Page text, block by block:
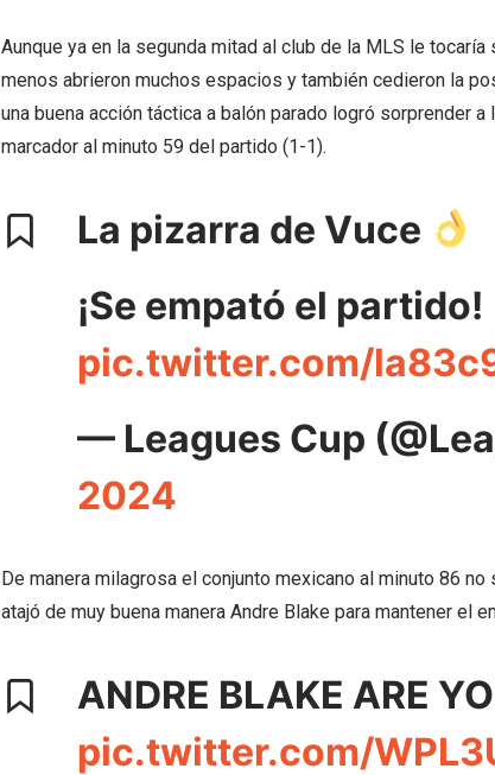
Aunque ya en la segunda mitad al club de la MLS le
menos abrieron muchos espacios y también cedieron la
una buena acción táctica a balón parado logró sorprender
marcador al minuto 59 del partido (1-1).
La pizarra de Vuce
¡Se empató el partido!
pic.twitter.com/
— Leagues Cup
2024
De manera milagrosa el conjunto mexicano al minuto 86
atajó de muy buena manera Andre Blake para mantener el
ANDRE BLAKE ARE
pic.twitter.com/